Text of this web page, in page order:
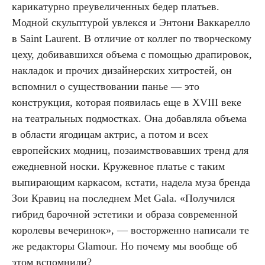
карикатурно преувеличенных бедер платьев.
Модной скульптурой увлекся и Энтони Ваккарелло
в Saint Laurent. В отличие от коллег по творческому
цеху, добивавшихся объема с помощью драпировок,
накладок и прочих дизайнерских хитростей, он
вспомнил о существовании панье — это
конструкция, которая появилась еще в XVIII веке
на театральных подмостках. Она добавляла объема
в области ягодицам актрис, а потом и всех
европейских модниц, позаимствовавших тренд для
ежедневной носки. Кружевное платье с таким
выпирающим каркасом, кстати, надела муза бренда
Зои Кравиц на последнем Met Gala. «Получился
гибрид барочной эстетики и образа современной
королевы вечеринок», — восторженно написали те
же редакторы Glamour. Но почему мы вообще об
этом вспомнили?